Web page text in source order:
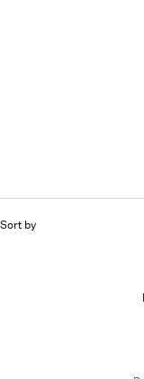
Sort by